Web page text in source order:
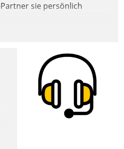
sie persönlich